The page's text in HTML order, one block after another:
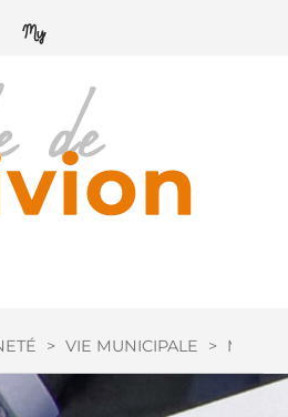
> VIE MUNICIPALE >